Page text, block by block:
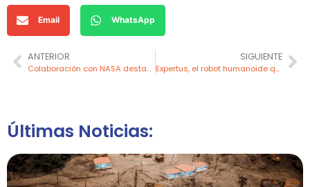
Email WhatsApp
ANTERIOR
Colaboración con NASA destaca relevancia de la ingeniería aeroespacial
SIGUIENTE
Expertus, el robot humanoide que explora el mundo de los malls y las pesqueras
Últimas Noticias: